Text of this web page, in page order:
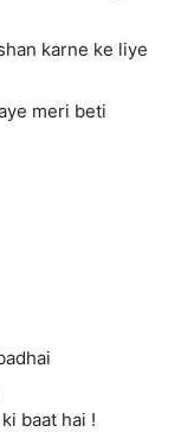
karne ke liye
meri beti
baat hai !